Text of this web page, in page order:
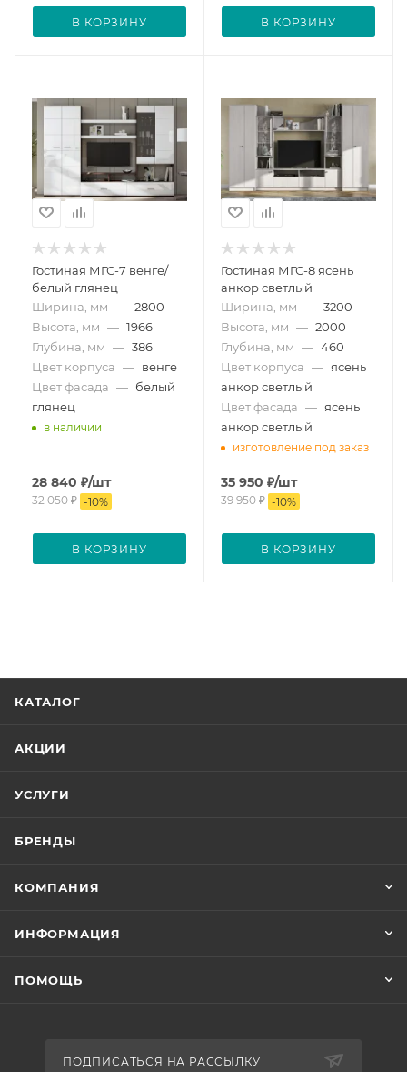
В КОРЗИНУ В КОРЗИНУ
Гостиная МГС-7 венге/
белый глянец
Ширина, мм — 2800
Высота, мм — 1966
Глубина, мм — 386
Цвет корпуса — венге
Цвет фасада — белый
глянец
в наличии
28 840 ₽/шт
32 050₽ -10%
В КОРЗИНУ
Гостиная МГС-8 ясень
анкор светлый
Ширина, мм — 3200
Высота, мм — 2000
Глубина, мм — 460
Цвет корпуса — ясень
анкор светлый
Цвет фасада — ясень
анкор светлый
изготовление под заказ
35 950 ₽/шт
39 950₽ -10%
В КОРЗИНУ
КАТАЛОГ
АКЦИИ
УСЛУГИ
БРЕНДЫ
КОМПАНИЯ
ИНФОРМАЦИЯ
ПОМОЩЬ
ПОДПИСАТЬСЯ НА РАССЫЛКУ